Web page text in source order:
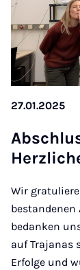
27.01.2025
Wir
bestandenen
bedanken
auf Trajanas
Erfolge und